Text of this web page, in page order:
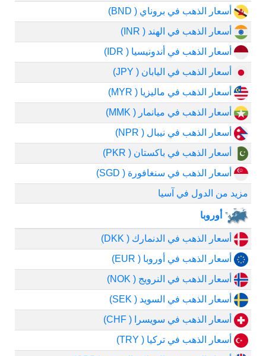
أسعار الذهب في بروناي ( BND)
أسعار الذهب في الهند ( INR)
أسعار الذهب في أندونيسيا ( IDR)
أسعار الذهب في اليابان ( JPY)
أسعار الذهب في ماليزيا ( MYR)
أسعار الذهب في ميانمار ( MMK)
أسعار الذهب في نيبال ( NPR)
أسعار الذهب في باكستان ( PKR)
أسعار الذهب في سنغافورة ( SGD)
مزيد من الدول في آسيا
أوروبا
أسعار الذهب في الدنمارك ( DKK)
أسعار الذهب في أوروبا ( EUR)
أسعار الذهب في النرويج ( NOK)
أسعار الذهب في السويد ( SEK)
أسعار الذهب في سويسرا ( CHF)
أسعار الذهب في تركيا ( TRY)